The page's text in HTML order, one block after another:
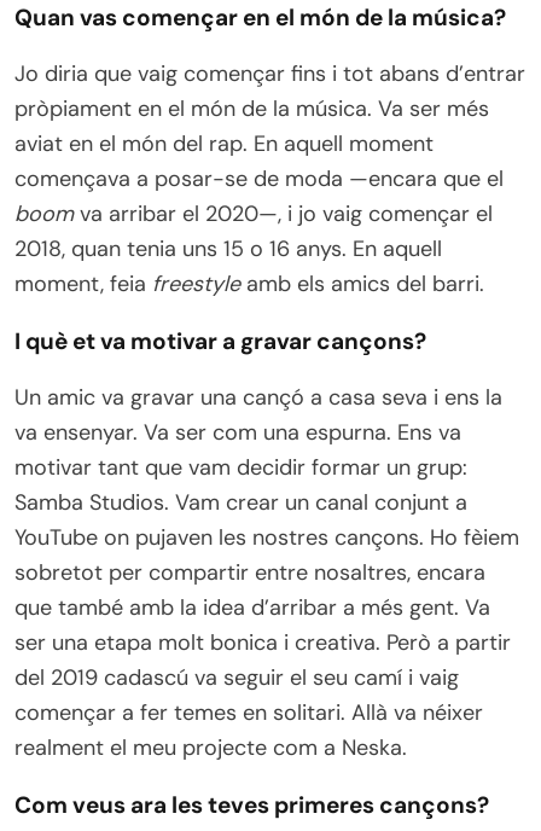
Quan vas començar en el món de la música?
Jo diria que vaig començar fins i tot abans d’entrar
pròpiament en el món de la música. Va ser més
aviat en el món del rap. En aquell moment
començava a posar-se de moda —encara que el
boomva arribar el 2020—, i jo vaig començar el
2018, quan tenia uns 15 o 16 anys. En aquell
moment, feia freestyleamb els amics del barri.
I què et va motivar a gravar cançons?
Un amic va gravar una cançó a casa seva i ens la
va ensenyar. Va ser com una espurna. Ens va
motivar tant que vam decidir formar un grup:
Samba Studios. Vam crear un canal conjunt a
YouTube on pujaven les nostres cançons. Ho fèiem
sobretot per compartir entre nosaltres, encara
que també amb la idea d’arribar a més gent. Va
ser una etapa molt bonica i creativa. Però a partir
del 2019 cadascú va seguir el seu camí i vaig
començar a fer temes en solitari. Allà va néixer
realment el meu projecte com a Neska.
Com veus ara les teves primeres cançons?